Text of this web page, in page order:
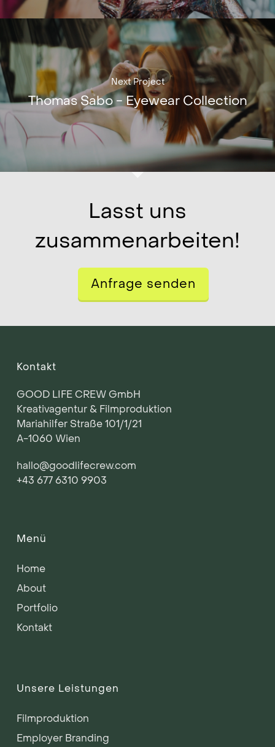
Next Project
Thomas Sabo - Eyewear Collection
Lasst uns
zusammenarbeiten!
Anfrage senden
Kontakt
GOOD LIFE CREW GmbH
Kreativagentur & Filmproduktion
Mariahilfer Straße 101/1/21
A-1060 Wien
hallo@goodlifecrew.com
+43 677 6310 9903
Menü
Home
About
Portfolio
Kontakt
Unsere Leistungen
Filmproduktion
Employer Branding